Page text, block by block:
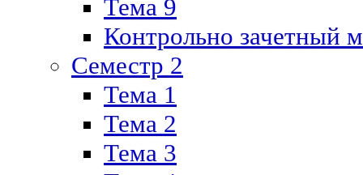
Тема 9
Контрольно зачетный
Семестр 2
Тема 1
Тема 2
Тема 3